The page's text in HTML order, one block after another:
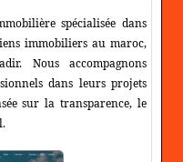
spécialisée dans
immobiliers au maroc,
Nous accompagnons
dans leurs projets
sur la transparence, le